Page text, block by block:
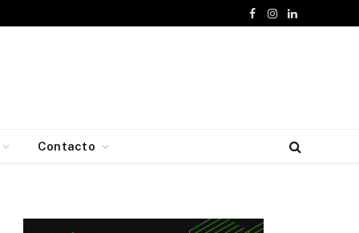
Facebook
Instagram
LinkedIn
Contacto